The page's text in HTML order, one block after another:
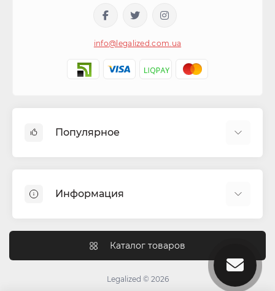
info@legalized.com.ua
Популярное
Бонги
Фильтра для самокруток
Гильзы для сигарет
Гриндеры (крешеры)
Колпаки для курения
Информация
Как работают перколяторы в бонге?
Чем отличается индика от сативы
Для чего нужен гриндер?
Каталог товаров
Legalized © 2026